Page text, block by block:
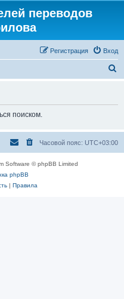
переводов
Вход
Регистрация
поиском.
Часовой пояс: UTC+03:00
Software © phpBB Limited
phpBB
| Правила